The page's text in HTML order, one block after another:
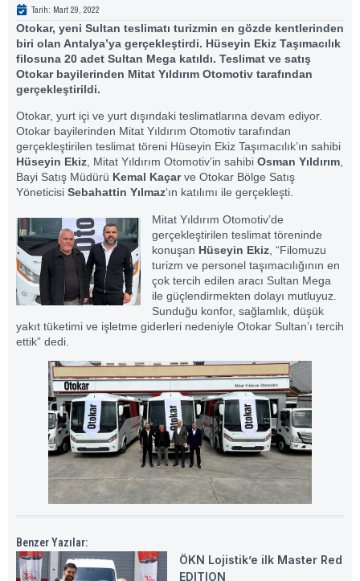
Tarih: Mart 29, 2022
Otokar, yeni Sultan teslimatı turizmin en gözde kentlerinden
biri olan Antalya’ya gerçekleştirdi. Hüseyin Ekiz Taşımacılık
filosuna 20 adet Sultan Mega katıldı. Teslimat ve satış
Otokar bayilerinden Mitat Yıldırım Otomotiv tarafından
gerçekleştirildi.
Otokar, yurt içi ve yurt dışındaki teslimatlarına devam ediyor.
Otokar bayilerinden Mitat Yıldırım Otomotiv tarafından
gerçekleştirilen teslimat töreni Hüseyin Ekiz Taşımacılık’ın sahibi
Hüseyin Ekiz, Mitat Yıldırım Otomotiv’in sahibi Osman Yıldırım,
Bayi Satış Müdürü Kemal Kaçarve Otokar Bölge Satış
Yöneticisi Sebahattin Yılmaz‘ın katılımı ile gerçekleşti.
Mitat Yıldırım Otomotiv’de
gerçekleştirilen teslimat töreninde
konuşan Hüseyin Ekiz , “Filomuzu
turizm ve personel taşımacılığının en
çok tercih edilen aracı Sultan Mega
ile güçlendirmekten dolayı mutluyuz.
Sunduğu konfor, sağlamlık, düşük
yakıt tüketimi ve işletme giderleri nedeniyle Otokar Sultan’ı tercih
ettik” dedi.
Benzer Yazılar:
ÖKN Lojistik’e ilk Master Red
EDITION